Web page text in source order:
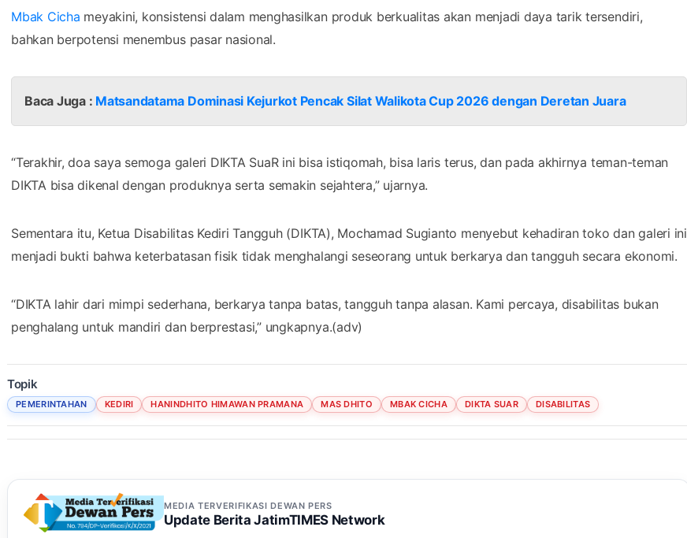
Mbak Cicha meyakini, konsistensi dalam menghasilkan produk berkualitas akan menjadi daya tarik tersendiri,
bahkan berpotensi menembus pasar nasional.
Baca Juga : Matsandatama Dominasi Kejurkot Pencak Silat Walikota Cup 2026 dengan Deretan Juara
“Terakhir, doa saya semoga galeri DIKTA SuaR ini bisa istiqomah, bisa laris terus, dan pada akhirnya teman-teman
DIKTA bisa dikenal dengan produknya serta semakin sejahtera,” ujarnya.
Sementara itu, Ketua Disabilitas Kediri Tangguh (DIKTA), Mochamad Sugianto menyebut kehadiran toko dan galeri ini
menjadi bukti bahwa keterbatasan fisik tidak menghalangi seseorang untuk berkarya dan tangguh secara ekonomi.
“DIKTA lahir dari mimpi sederhana, berkarya tanpa batas, tangguh tanpa alasan. Kami percaya, disabilitas bukan
penghalang untuk mandiri dan berprestasi,” ungkapnya.(adv)
Topik
PEMERINTAHAN KEDIRI HANINDHITO HIMAWAN PRAMANA MAS DHITO MBAK CICHA DIKTA SUAR DISABILITAS
MEDIA TERVERIFIKASI DEWAN PERS
Update Berita JatimTIMES Network